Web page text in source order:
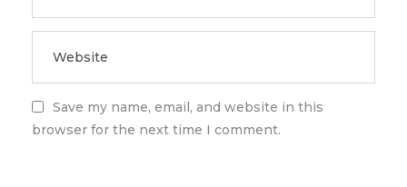
Save my name, email, and website in this
browser for the next time I comment.